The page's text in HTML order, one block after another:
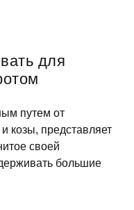
для
путем от
козы, представляет
своей
большие